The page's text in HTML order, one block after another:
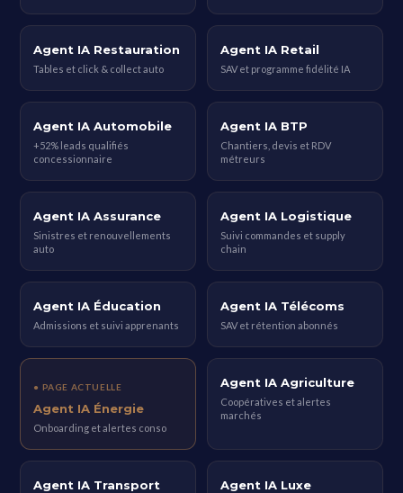
Agent IA Restauration
Tables et click & collect auto
Agent IA Retail
SAV et programme fidélité IA
Agent IA Automobile
+52% leads qualifiés
concessionnaire
Agent IA BTP
Chantiers, devis et RDV
métreurs
Agent IA Assurance
Sinistres et renouvellements
auto
Agent IA Logistique
Suivi commandes et supply
chain
Agent IA Éducation
Admissions et suivi apprenants
Agent IA Télécoms
SAV et rétention abonnés
● PAGE ACTUELLE
Agent IA Énergie
Onboarding et alertes conso
Agent IA Agriculture
Coopératives et alertes
marchés
Agent IA Transport Agent IA Luxe